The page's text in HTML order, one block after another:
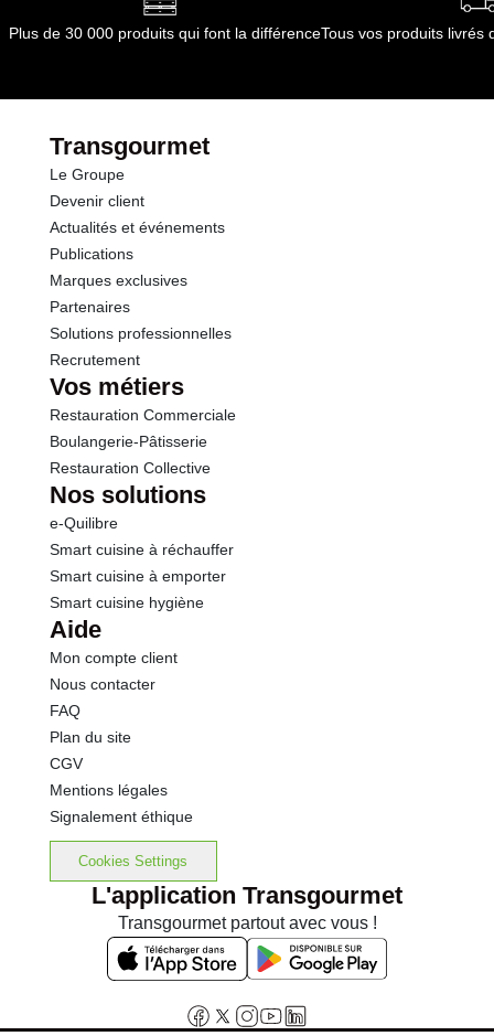
Opérations
Plus de 30 000 produits qui font la différenceTous vos produits livrés
Transgourmet
Le Groupe
Devenir client
Actualités et événements
Publications
Marques exclusives
Partenaires
Solutions professionnelles
Recrutement
Vos métiers
Restauration Commerciale
Boulangerie-Pâtisserie
Restauration Collective
Nos solutions
e-Quilibre
Smart cuisine à réchauffer
Smart cuisine à emporter
Smart cuisine hygiène
Aide
Mon compte client
Nous contacter
FAQ
Plan du site
CGV
Mentions légales
Signalement éthique
Cookies Settings
L'application Transgourmet
Transgourmet partout avec vous !